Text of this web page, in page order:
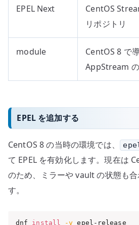
EPEL Next
CentOS
リポジトリ
module
CentOS 8 で
AppStream
EPEL を追加する
CentOS 8 の当時の環境では、
て EPEL を有効化します。現在は
のため、ミラーや vault の状態も
す。
dnf install -y epel-release